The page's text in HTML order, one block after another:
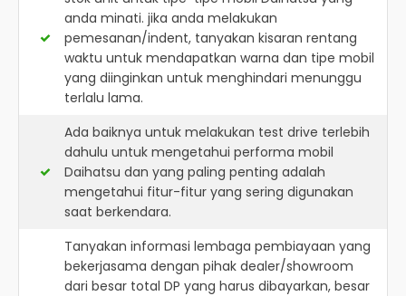
anda minati. jika anda melakukan
pemesanan/indent, tanyakan kisaran rentang
waktu untuk mendapatkan warna dan tipe mobil
yang diinginkan untuk menghindari menunggu
terlalu lama.
Ada baiknya untuk melakukan test drive terlebih
dahulu untuk mengetahui performa mobil
Daihatsu dan yang paling penting adalah
mengetahui fitur-fitur yang sering digunakan
saat berkendara.
Tanyakan informasi lembaga pembiayaan yang
bekerjasama dengan pihak dealer/showroom
dari besar total DP yang harus dibayarkan, besar